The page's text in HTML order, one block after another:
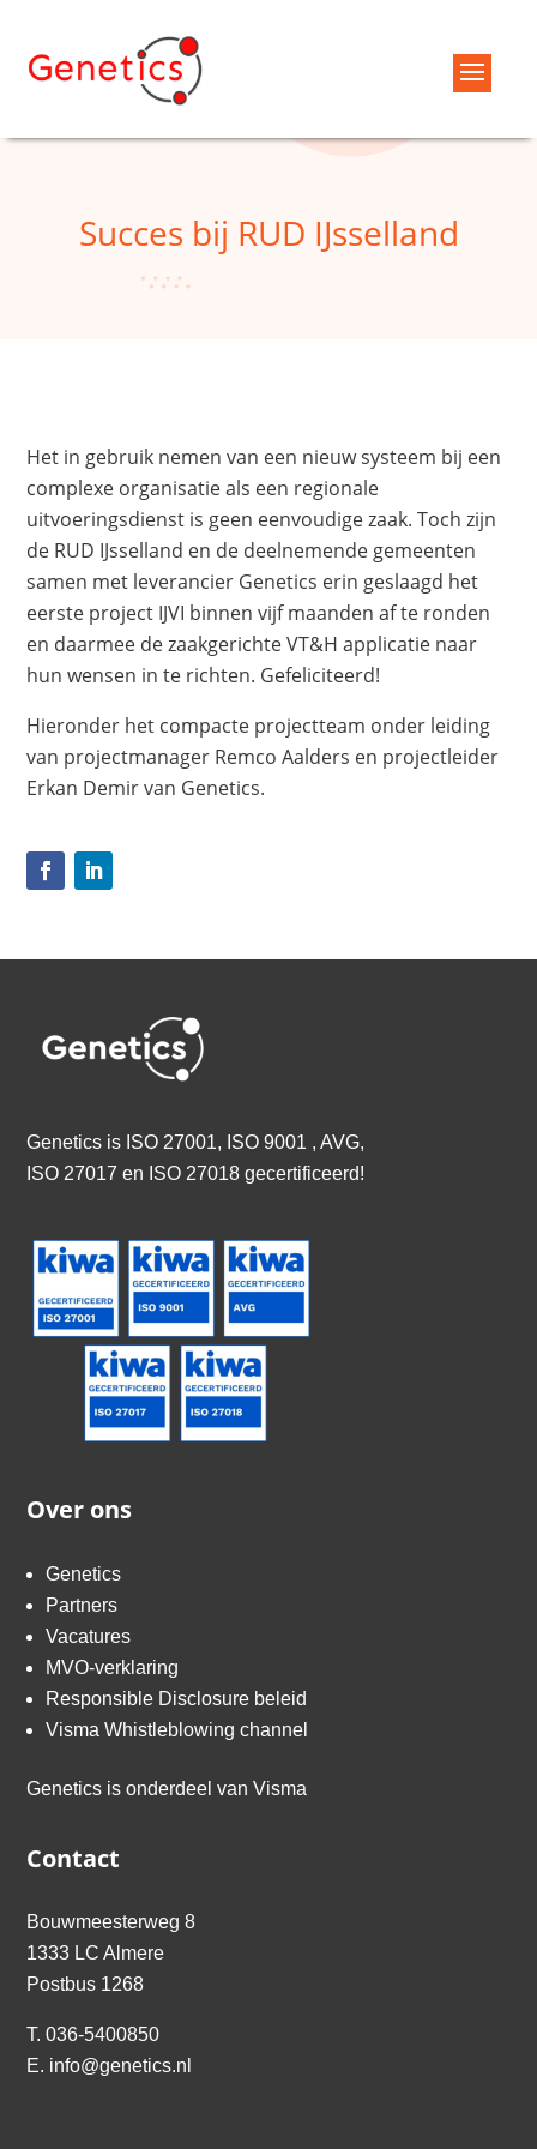
Succes bij RUD IJsselland
Het in gebruik nemen van een nieuw systeem bij een
complexe organisatie als een regionale
uitvoeringsdienst is geen eenvoudige zaak. Toch zijn
de RUD IJsselland en de deelnemende gemeenten
samen met leverancier Genetics erin geslaagd het
eerste project IJVI binnen vijf maanden af te ronden
en daarmee de zaakgerichte VT&H applicatie naar
hun wensen in te richten. Gefeliciteerd!
Hieronder het compacte projectteam onder leiding
van projectmanager Remco Aalders en projectleider
Erkan Demir van Genetics.
Genetics is ISO 27001, ISO 9001 , AVG,
ISO 27017 en ISO 27018 gecertificeerd!
Over ons
Genetics
Partners
Vacatures
MVO-verklaring
Responsible Disclosure beleid
Visma Whistleblowing channel
Genetics is onderdeel vanVisma
Contact
Bouwmeesterweg 8
1333 LC Almere
Postbus 1268
T. 036-5400850
E. info@genetics.nl